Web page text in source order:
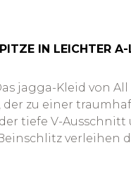
IN LEICHTER
jagga-Kleid von
zu einer
tiefe V-
verleihen